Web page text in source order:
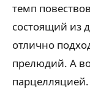
темп
состоящий из
отлично
прелюдий. А